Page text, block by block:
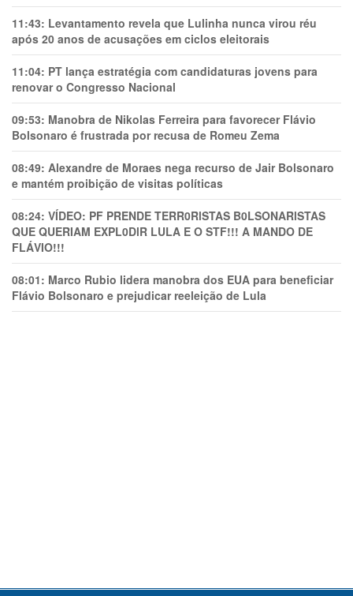
11:43: Levantamento revela que Lulinha nunca virou réu
após 20 anos de acusações em ciclos eleitorais
11:04: PT lança estratégia com candidaturas jovens para
renovar o Congresso Nacional
09:53: Manobra de Nikolas Ferreira para favorecer Flávio
Bolsonaro é frustrada por recusa de Romeu Zema
08:49: Alexandre de Moraes nega recurso de Jair Bolsonaro
e mantém proibição de visitas políticas
08:24: VÍDEO: PF PRENDE TERR0RlSTAS B0LSONARlSTAS
QUE QUERIAM EXPL0DlR LULA E O STF!!! A MANDO DE
FLÁVIO!!!
08:01: Marco Rubio lidera manobra dos EUA para beneficiar
Flávio Bolsonaro e prejudicar reeleição de Lula